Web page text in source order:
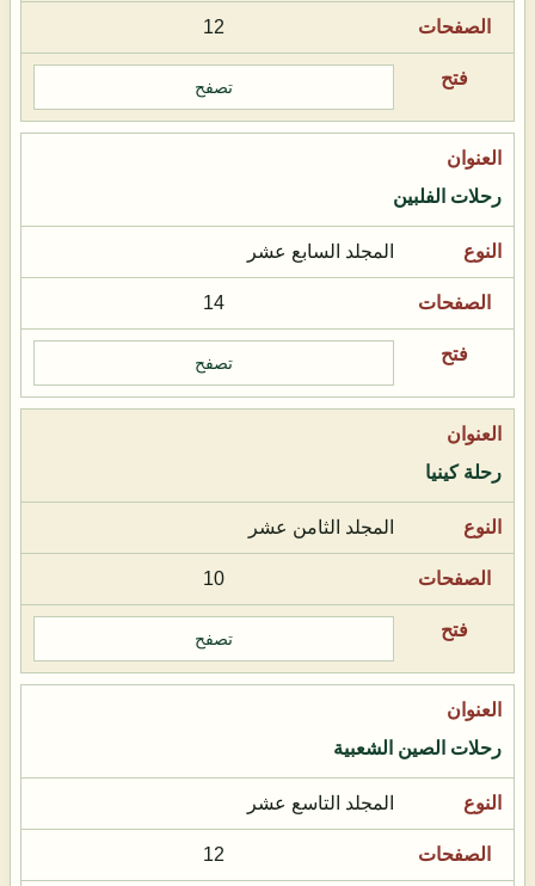
12
تصفح
رحلات الفلبين
المجلد السابع عشر
14
تصفح
رحلة كينيا
المجلد الثامن عشر
10
تصفح
رحلات الصين الشعبية
المجلد التاسع عشر
12